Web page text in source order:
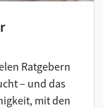
Ratgebern
– und das
mit den